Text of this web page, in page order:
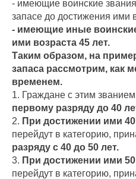
- имеющие воинские
запасе до достижения ими
- имеющие иные
ими возраста 45 лет.
Таким образом, на
запаса рассмотрим, как
временем.
1. Граждане с этим
первому разряду до 40
2. При достижении ими 40
перейдут в категорию,
разряду с 40 до 50 лет.
3. При достижении ими 50
перейдут в категорию,